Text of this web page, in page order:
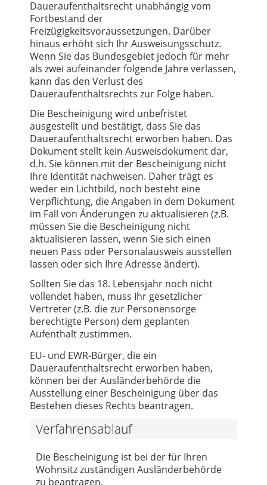
Daueraufenthaltsrecht unabhängig vom
Fortbestand der
Freizügigkeitsvoraussetzungen. Darüber
hinaus erhöht sich Ihr Ausweisungsschutz.
Wenn Sie das Bundesgebiet jedoch für mehr
als zwei aufeinander folgende Jahre verlassen,
kann das den Verlust des
Daueraufenthaltsrechts zur Folge haben.
Die Bescheinigung wird unbefristet
ausgestellt und bestätigt, dass Sie das
Daueraufenthaltsrecht erworben haben. Das
Dokument stellt kein Ausweisdokument dar,
d.h. Sie können mit der Bescheinigung nicht
Ihre Identität nachweisen. Daher trägt es
weder ein Lichtbild, noch besteht eine
Verpflichtung, die Angaben in dem Dokument
im Fall von Änderungen zu aktualisieren (z.B.
müssen Sie die Bescheinigung nicht
aktualisieren lassen, wenn Sie sich einen
neuen Pass oder Personalausweis ausstellen
lassen oder sich Ihre Adresse ändert).
Sollten Sie das 18. Lebensjahr noch nicht
vollendet haben, muss Ihr gesetzlicher
Vertreter (z.B. die zur Personensorge
berechtigte Person) dem geplanten
Aufenthalt zustimmen.
EU- und EWR-Bürger, die ein
Daueraufenthaltsrecht erworben haben,
können bei der Ausländerbehörde die
Ausstellung einer Bescheinigung über das
Bestehen dieses Rechts beantragen.
Verfahrensablauf
Die Bescheinigung ist bei der für Ihren
Wohnsitz zuständigen Ausländerbehörde
zu beantragen.